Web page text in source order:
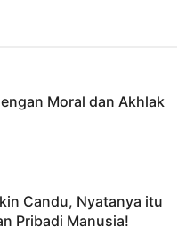
Moral dan Akhlak
Candu, Nyatanya itu
Pribadi Manusia!